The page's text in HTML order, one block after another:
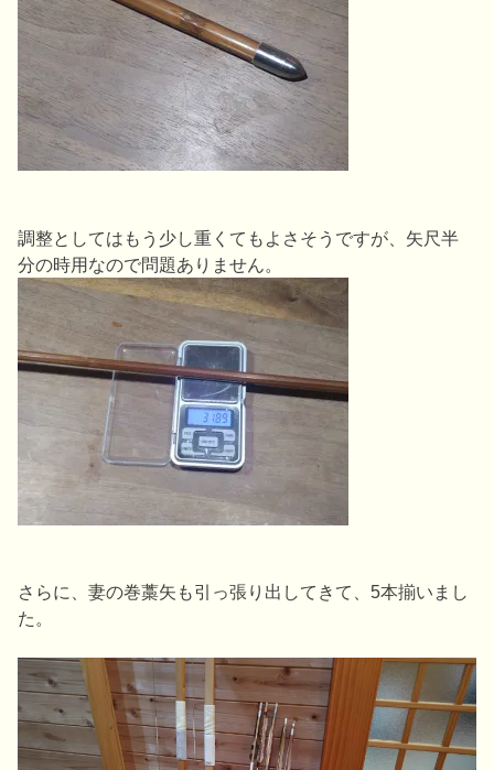
調整としてはもう少し重くてもよさそうですが、矢尺半
分の時用なので問題ありません。
さらに、妻の巻藁矢も引っ張り出してきて、5本揃いまし
た。